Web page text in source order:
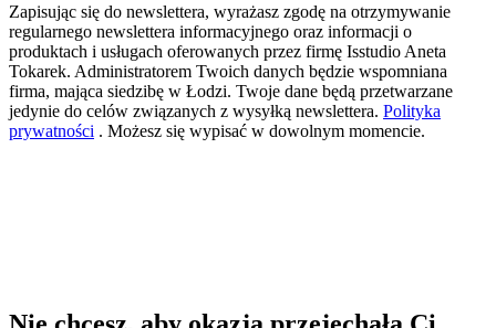
Zapisując się do newslettera, wyrażasz zgodę na otrzymywanie
regularnego newslettera informacyjnego oraz informacji o
produktach i usługach oferowanych przez firmę Isstudio Aneta
Tokarek. Administratorem Twoich danych będzie wspomniana
firma, mająca siedzibę w Łodzi. Twoje dane będą przetwarzane
jedynie do celów związanych z wysyłką newslettera. Polityka
prywatności . Możesz się wypisać w dowolnym momencie.